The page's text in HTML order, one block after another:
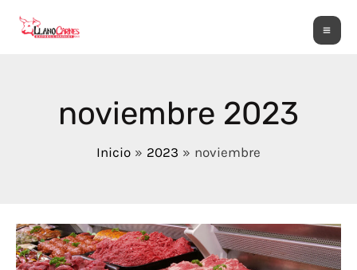
noviembre 2023
Inicio 2023 noviembre
Cómo
Elegir